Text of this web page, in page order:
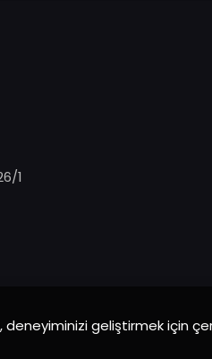
1
deneyiminizi geliştirmek için